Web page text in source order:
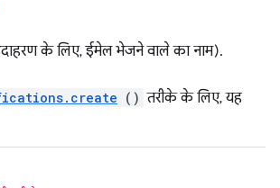
के लिए, ईमेल भेजने वाले का नाम).
() तरीके के लिए, यह